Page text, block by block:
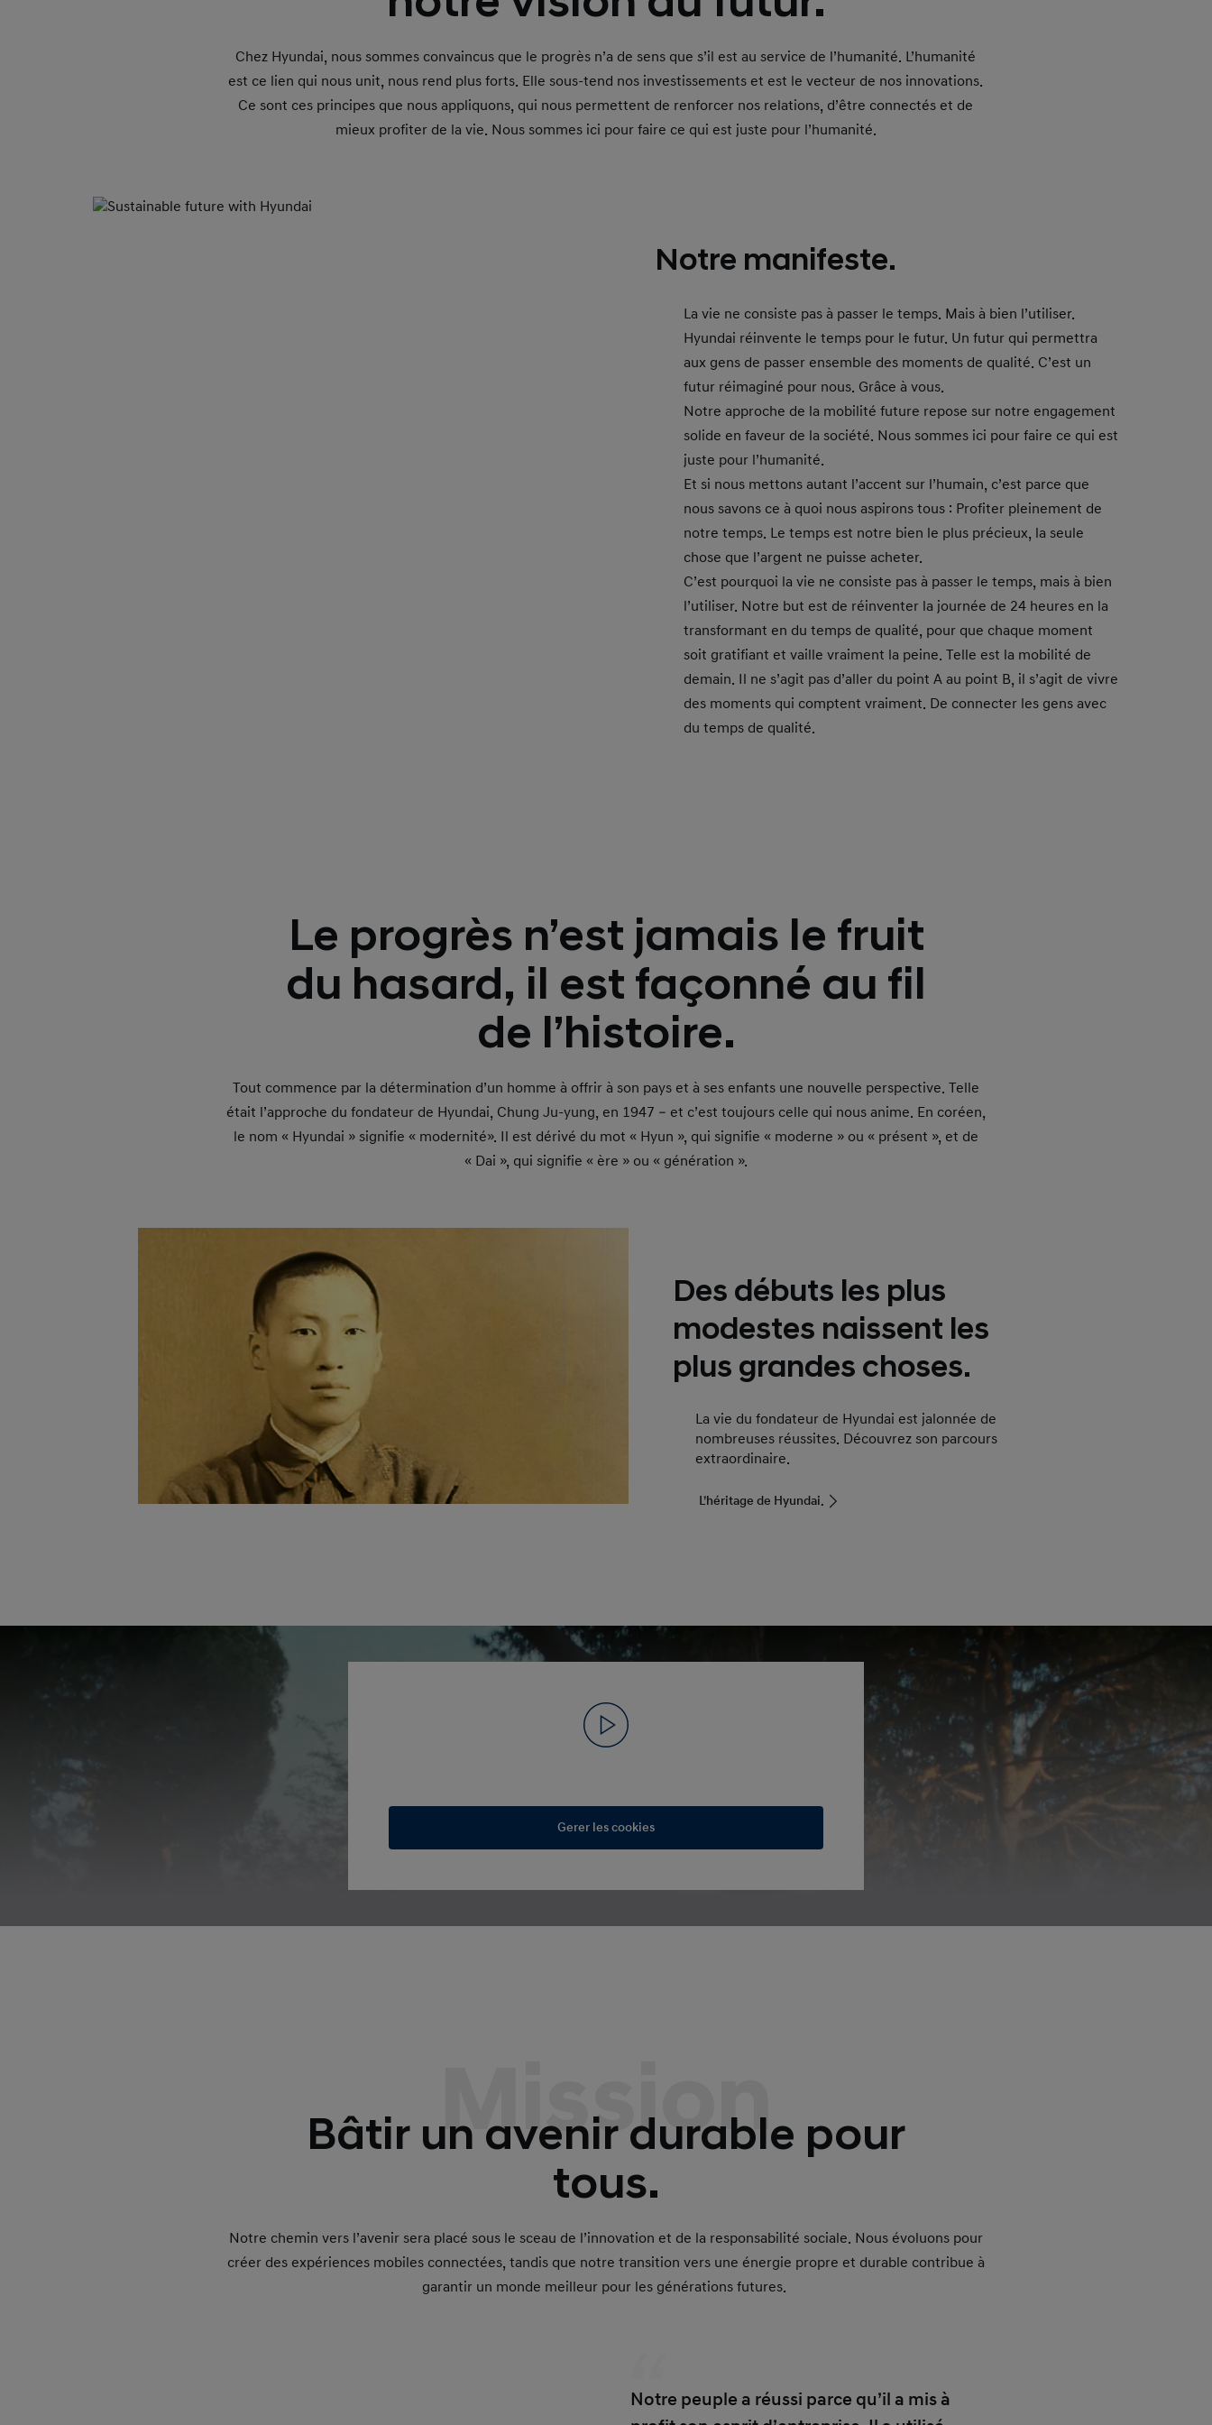
Chez Hyundai, nous sommes convaincus que le progrès n’a de sens que s’il est au service de l’humanité. L’humanité
est ce lien qui nous unit, nous rend plus forts. Elle sous-tend nos investissements et est le vecteur de nos innovations.
Ce sont ces principes que nous appliquons, qui nous permettent de renforcer nos relations, d’être connectés et de
mieux profiter de la vie. Nous sommes ici pour faire ce qui est juste pour l’humanité.
Notre manifeste.
La vie ne consiste pas à passer le temps. Mais à bien l’utiliser.
Hyundai réinvente le temps pour le futur. Un futur qui permettra
aux gens de passer ensemble des moments de qualité. C’est un
futur réimaginé pour nous. Grâce à vous.
Notre approche de la mobilité future repose sur notre engagement
solide en faveur de la société. Nous sommes ici pour faire ce qui est
juste pour l’humanité.
Et si nous mettons autant l’accent sur l’humain, c’est parce que
nous savons ce à quoi nous aspirons tous : Profiter pleinement de
notre temps. Le temps est notre bien le plus précieux, la seule
chose que l’argent ne puisse acheter.
C’est pourquoi la vie ne consiste pas à passer le temps, mais à bien
l’utiliser. Notre but est de réinventer la journée de 24 heures en la
transformant en du temps de qualité, pour que chaque moment
soit gratifiant et vaille vraiment la peine. Telle est la mobilité de
demain. Il ne s’agit pas d’aller du point A au point B, il s’agit de vivre
des moments qui comptent vraiment. De connecter les gens avec
du temps de qualité.
Le progrès n’est jamais le fruit
du hasard, il est façonné au fil
de l’histoire.
Tout commence par la détermination d’un homme à offrir à son pays et à ses enfants une nouvelle perspective. Telle
était l’approche du fondateur de Hyundai, Chung Ju-yung, en 1947 – et c’est toujours celle qui nous anime. En coréen,
le nom « Hyundai » signifie « modernité». Il est dérivé du mot « Hyun », qui signifie « moderne » ou « présent », et de
« Dai », qui signifie « ère » ou « génération ».
Des débuts les plus
modestes naissent les
plus grandes choses.
La vie du fondateur de Hyundai est jalonnée de
nombreuses réussites. Découvrez son parcours
extraordinaire.
L’héritage de Hyundai.
Gerer les cookies
Mission
Bâtir un avenir durable pour
tous.
Notre chemin vers l’avenir sera placé sous le sceau de l’innovation et de la responsabilité sociale. Nous évoluons pour
créer des expériences mobiles connectées, tandis que notre transition vers une énergie propre et durable contribue à
garantir un monde meilleur pour les générations futures.
Notre peuple a réussi parce qu’il a mis à